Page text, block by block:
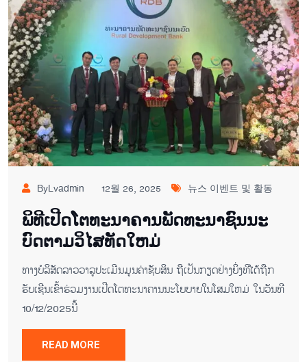
ByLvadmin 12월 26, 2025 뉴스 이벤트 및 활동
ພິ​ທີ​ເປີດ​ໂຕ​ທະ​ນາ​ຄານ​ພັດ​ທະ​ນາ​ຊົນ​ນະ​
ບົດ​ຕາມ​ວິ​ໄສ​ທັດ​ໃຫມ່
ທາງ​ບໍ​ລິ​ສັດລາວ​ວາ​ລູ​ປະ​ເມີນ​ມູນ​ຄ່າ​ຊັບ​ສິນ ຖື​ເປັນ​ກຽດ​ຢ່າງ​ຍິ່ງ​ທີ​ໄດ້​ຖືກ​
ຮັບ​ເຊີນ​ເຂົ້າ​ຮ່ວມ​ງານ​ເປີດ​ໂຕ​ທະ​ນາ​ຄານ​ນະ​ໂຍ​ບາຍ​ໃນ​ໂສມ​ໃຫມ່ ໃນ​ວັນ​ທີ
10/12/2025ນີ້
READ MORE